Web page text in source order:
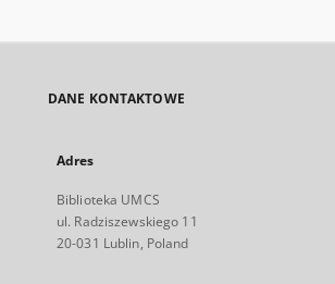
DANE KONTAKTOWE
Adres
Biblioteka UMCS
ul. Radziszewskiego 11
20-031 Lublin, Poland